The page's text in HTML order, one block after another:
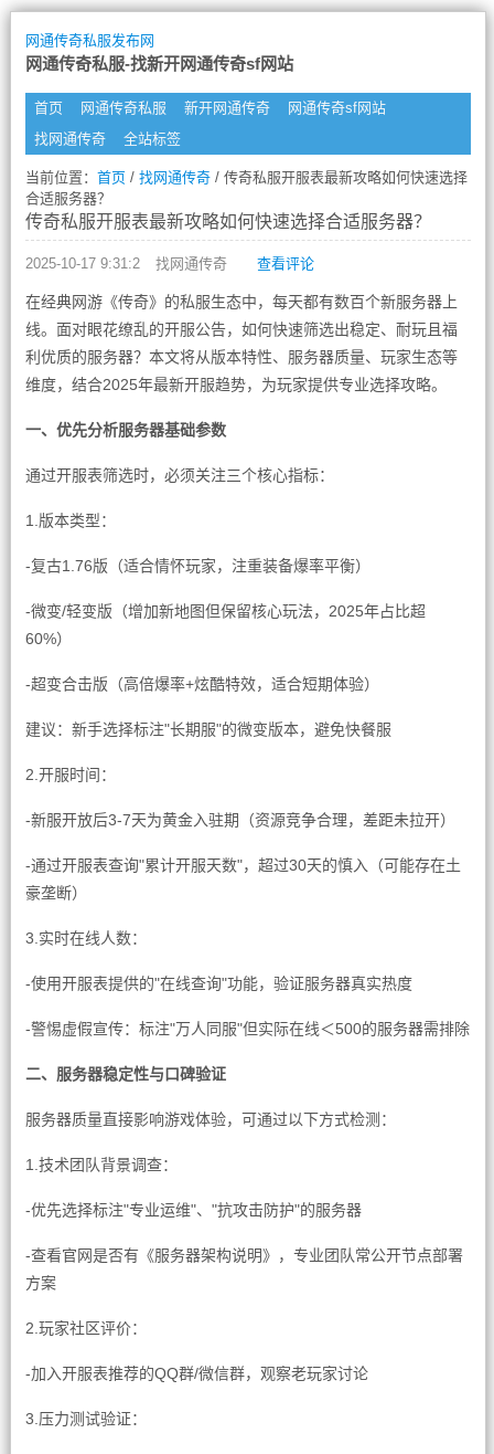
网通传奇私服发布网
网通传奇私服-找新开网通传奇sf网站
首页 网通传奇私服 新开网通传奇
网通传奇sf网站
找网通传奇
全站标签
当前位置： 首页/ 找网通传奇/ 传奇私服开服表最新攻略如何快速选择
合适服务器？
传奇私服开服表最新攻略如何快速选择合适服务器？
2025-10-17 9:31:2 找网通传奇 查看评论
在经典网游《传奇》的私服生态中，每天都有数百个新服务器上
线。面对眼花缭乱的开服公告，如何快速筛选出稳定、耐玩且福
利优质的服务器？本文将从版本特性、服务器质量、玩家生态等
维度，结合2025年最新开服趋势，为玩家提供专业选择攻略。
一、优先分析服务器基础参数
通过开服表筛选时，必须关注三个核心指标：
1.版本类型：
-复古1.76版（适合情怀玩家，注重装备爆率平衡）
-微变/轻变版（增加新地图但保留核心玩法，2025年占比超
60%）
-超变合击版（高倍爆率+炫酷特效，适合短期体验）
建议：新手选择标注"长期服"的微变版本，避免快餐服
2.开服时间：
-新服开放后3-7天为黄金入驻期（资源竞争合理，差距未拉开）
-通过开服表查询"累计开服天数"，超过30天的慎入（可能存在土
豪垄断）
3.实时在线人数：
-使用开服表提供的"在线查询"功能，验证服务器真实热度
-警惕虚假宣传：标注"万人同服"但实际在线＜500的服务器需排除
二、服务器稳定性与口碑验证
服务器质量直接影响游戏体验，可通过以下方式检测：
1.技术团队背景调查：
-优先选择标注"专业运维"、"抗攻击防护"的服务器
-查看官网是否有《服务器架构说明》，专业团队常公开节点部署
方案
2.玩家社区评价：
-加入开服表推荐的QQ群/微信群，观察老玩家讨论
3.压力测试验证：